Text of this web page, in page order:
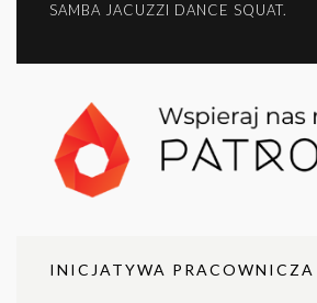
SAMBA JACUZZI DANCE SQUAT.
INICJATYWA PRACOWNICZA